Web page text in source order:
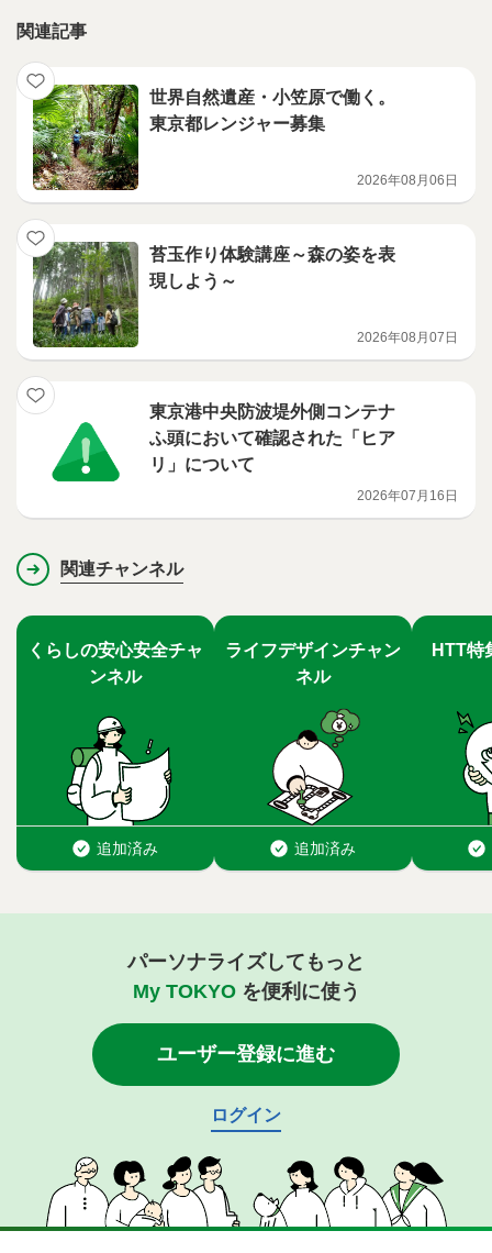
関連記事
世界自然遺産・小笠原で働く。
東京都レンジャー募集
2026年08月06日
苔玉作り体験講座～森の姿を表
現しよう～
2026年08月07日
東京港中央防波堤外側コンテナ
ふ頭において確認された「ヒア
リ」について
2026年07月16日
関連チャンネル
パーソナライズしてもっと
My TOKYOを便利に使う
ユーザー登録に進む
ログイン